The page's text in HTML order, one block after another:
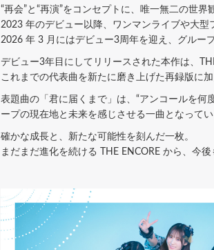
“再会”と“再演”をコンセプトに、唯一無二の世界
2023 年のデビュー以降、ワンマンライブや大型
2026 年 3 月にはデビュー3周年を迎え、グルー
デビュー3年目にしてリリースされた本作は、
これまでの代表曲を新たに磨き上げた再録版に
表題曲の「君に届くまで」は、“アンコールを
ープの現在地と未来を感じさせる一曲となってい
確かな成長と、新たな可能性を刻んだ一枚。
まだまだ進化を続ける THE ENCORE から、今後